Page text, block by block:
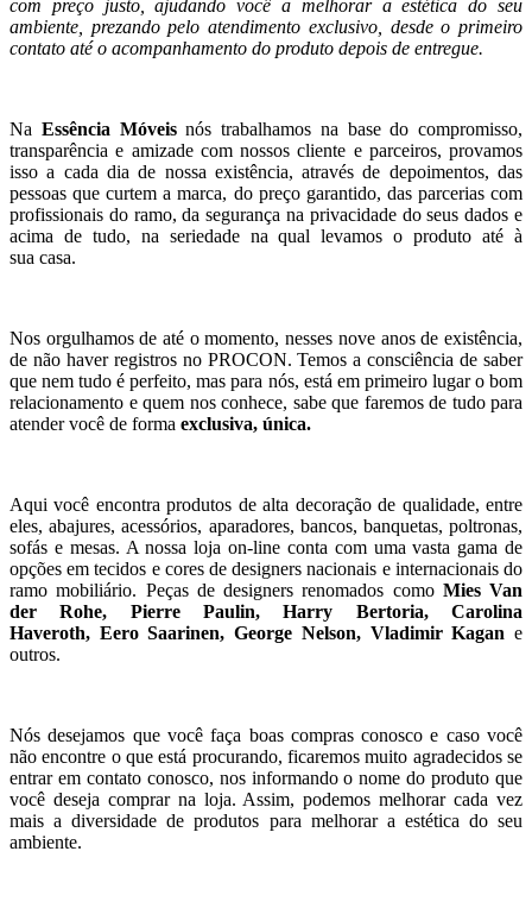
com preço justo, ajudando você a melhorar a estética do seu
ambiente, prezando pelo atendimento exclusivo, desde o primeiro
contato até o acompanhamento do produto depois de entregue.
Na Essência Móveisnós trabalhamos na base do compromisso,
transparência e amizade com nossos cliente e parceiros, provamos
isso a cada dia de nossa existência, através de depoimentos, das
pessoas que curtem a marca, do preço garantido, das parcerias com
profissionais do ramo, da segurança na privacidade do seus dados e
acima de tudo, na seriedade na qual levamos o produto até à
sua casa.
Nos orgulhamos de até o momento, nesses nove anos de existência,
de não haver registros no PROCON. Temos a consciência de saber
que nem tudo é perfeito, mas para nós, está em primeiro lugar o bom
relacionamento e quem nos conhece, sabe que faremos de tudo para
atender você de forma exclusiva, única.
Aqui você encontra produtos de alta decoração de qualidade, entre
eles, abajures, acessórios, aparadores, bancos, banquetas, poltronas,
sofás e mesas. A nossa loja on-line conta com uma vasta gama de
opções em tecidos e cores de designers nacionais e internacionais do
ramo mobiliário. Peças de designers renomados como Mies Van
der Rohe,
Pierre Paulin, Harry Bertoria, Carolina
Haveroth, Eero Saarinen, George Nelson, Vladimir Kagan e
outros.
Nós desejamos que você faça boas compras conosco e caso você
não encontre o que está procurando, ficaremos muito agradecidos se
entrar em contato conosco, nos informando o nome do produto que
você deseja comprar na loja. Assim, podemos melhorar cada vez
mais a diversidade de produtos para melhorar a estética do seu
ambiente.